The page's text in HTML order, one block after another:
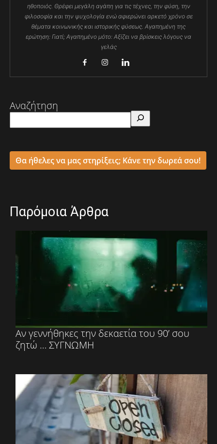
ηθοποιός. Θρέφει μεγάλη αγάπη για τις τέχνες, την φύση, την
φιλοσοφία και την ψυχολογία ενώ αφιερώνει αρκετό χρόνο σε
θέματα κοινωνικής και ιστορικής φύσεως. Αγαπημένη της
ερώτηση: Γιατί; Αγαπημένο μότο: Αξίζει να βρίσκεις λόγους να
γελάς
Αναζήτηση
Θα ήθελες να μας στηρίξεις; Κάνε την δωρεά σου!
Παρόμοια Άρθρα
Αν γεννήθηκες την δεκαετία του 90’ σου
ζητώ … ΣΥΓΝΩΜΗ